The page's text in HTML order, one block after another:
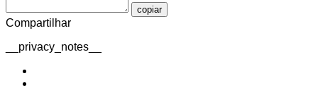
copiar
Compartilhar
__privacy_notes__